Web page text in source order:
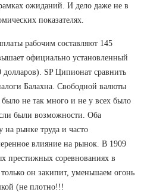
ожиданий. И дело даже не в
показателях.
рабочим составляют 145
официально установленный
SP Ципионат сравнить
Балахна. Свободной валюты
не так много и не у всех было
были возможности. Оба
рынке труда и часто
влияние на рынок. В 1909
престижных соревнованиях в
он закипит, уменьшаем огонь
(не плотно!!!